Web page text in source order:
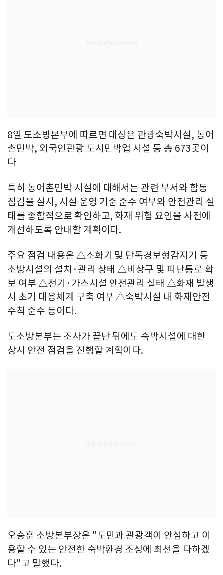
8일 도소방본부에 따르면 대상은 관광숙박시설, 농어
촌민박, 외국인관광 도시민박업 시설 등 총 673곳이
다
특히 농어촌민박 시설에 대해서는 관련 부서와 합동
점검을 실시, 시설 운영 기준 준수 여부와 안전관리 실
태를 종합적으로 확인하고, 화재 위험 요인을 사전에
개선하도록 안내할 계획이다.
주요 점검 내용은 △소화기 및 단독경보형감지기 등
소방시설의 설치·관리 상태 △비상구 및 피난통로 확
보 여부 △전기·가스시설 안전관리 실태 △화재 발생
시 초기 대응체계 구축 여부 △숙박시설 내 화재안전
수칙 준수 등이다.
도소방본부는 조사가 끝난 뒤에도 숙박시설에 대한
상시 안전 점검을 진행할 계획이다.
오승훈 소방본부장은 "도민과 관광객이 안심하고 이
용할 수 있는 안전한 숙박환경 조성에 최선을 다하겠
다"고 말했다.